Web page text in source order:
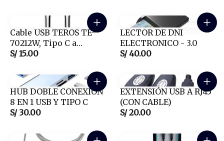
Cable USB TEROS TE-
70212W, Tipo C a
Lightning, 3A, 20W
S/ 15.00
LECTOR DE DNI
ELECTRONICO - 3.0
S/ 40.00
HUB DOBLE CONEXION
8 EN 1 USB Y TIPO C
S/ 30.00
EXTENSIÓN USB A RJ45
(CON CABLE)
S/ 20.00